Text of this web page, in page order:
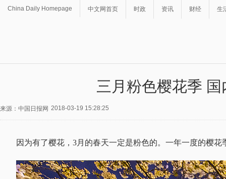
China Daily Homepage 中文网首页 时政 资讯 财经 生
三月粉色樱花季
来源：中国日报网 2018-03-19 15:28:25
因为有了樱花，3月的春天一定是粉色的。一年一度的樱